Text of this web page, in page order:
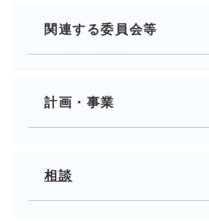
関連する委員会等
計画・事業
相談